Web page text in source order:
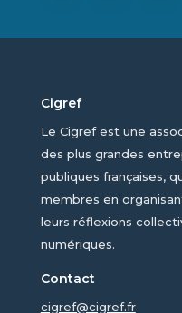
Cigref
Le Cigref est une
des plus grandes
publiques françaises,
membres en
leurs réflexions
numériques.
Contact
cigref@cigref.fr